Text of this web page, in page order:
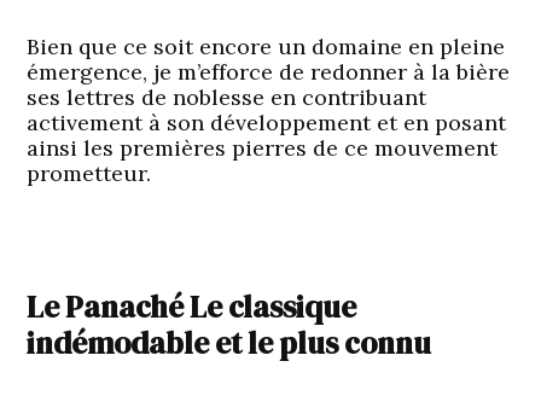
Bien que ce soit encore un domaine en pleine
émergence, je m’efforce de redonner à la bière
ses lettres de noblesse en contribuant
activement à son développement et en posant
ainsi les premières pierres de ce mouvement
prometteur.
Le Panaché Le classique
indémodable et le plus connu